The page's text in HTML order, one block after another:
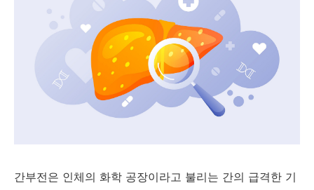
간부전은 인체의 화학 공장이라고 불리는 간의 급격한 기